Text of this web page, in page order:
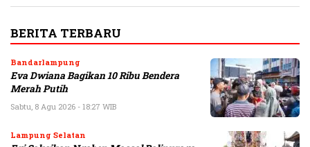
BERITA TERBARU
Bandarlampung
Eva Dwiana Bagikan 10 Ribu Bendera
Merah Putih
Sabtu, 8 Agu 2026 - 18:27 WIB
Lampung Selatan